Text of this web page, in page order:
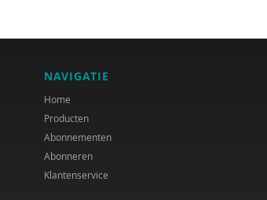
NAVIGATIE
Home
Producten
Abonnementen
Abonneren
Klantenservice